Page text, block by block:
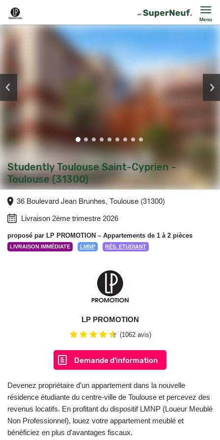
Menu
Studently Toulouse Saint-Cyprien -
Toulouse (31300)
36 Boulevard Jean Brunhes, Toulouse (31300)
Livraison 2ème trimestre 2026
proposé par LP PROMOTION – Appartements de 1 à 2 pièces
LIVRAISON IMMÉDIATE LMNP RÉS. ETUDIANT
LP PROMOTION
(1062 avis)
Demande d'information
Devenez propriétaire d'un appartement dans la nouvelle
résidence étudiante du centre-ville de Toulouse et percevez des
revenus locatifs. En profitant du dispositif LMNP (Loueur Meublé
Non Professionnel), louez votre appartement meublé et
bénéficiez en plus d'avantages fiscaux.